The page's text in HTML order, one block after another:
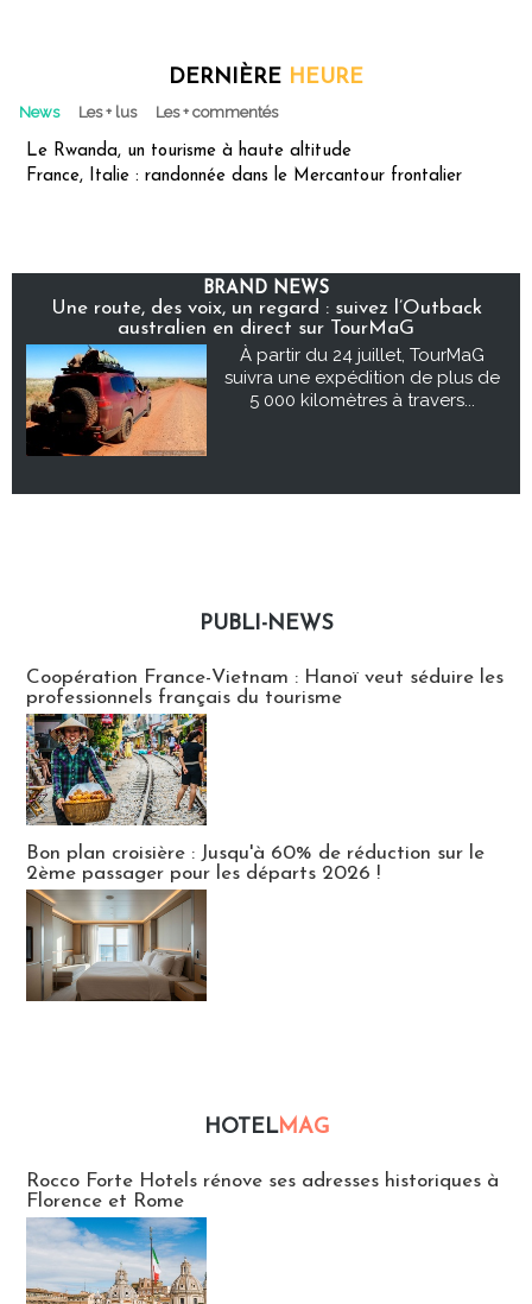
DERNIÈRE HEURE
News Les + lus Les + commentés
Le Rwanda, un tourisme à haute altitude
France, Italie : randonnée dans le Mercantour frontalier
BRAND NEWS
Une route, des voix, un regard : suivez l’Outback
australien en direct sur TourMaG
À partir du 24 juillet, TourMaG
suivra une expédition de plus de
5 000 kilomètres à travers...
PUBLI-NEWS
Coopération France-Vietnam : Hanoï veut séduire les
professionnels français du tourisme
Bon plan croisière : Jusqu'à 60% de réduction sur le
2ème passager pour les départs 2026 !
HOTELMAG
Rocco Forte Hotels rénove ses adresses historiques à
Florence et Rome